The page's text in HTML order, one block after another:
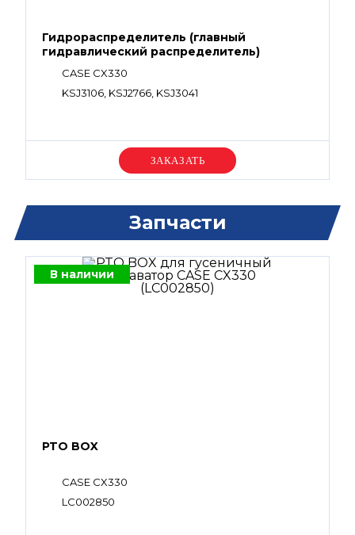
Гидрораспределитель (главный
гидравлический распределитель)
CASE CX330
KSJ3106, KSJ2766, KSJ3041
Уточняйте цену
Запчасти
В наличии
PTO BOX
CASE CX330
LC002850